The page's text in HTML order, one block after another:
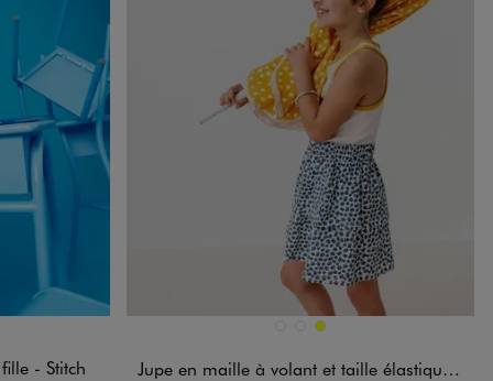
- Stitch
BLANC CHINE
BLEU FONCE
JAUNE
Jupe en maille à volant et taille élastique fille